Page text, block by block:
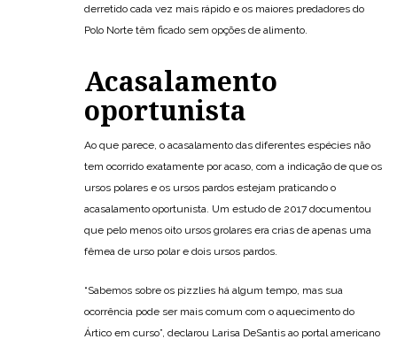
derretido cada vez mais rápido e os maiores predadores do
Polo Norte têm ficado sem opções de alimento.
Acasalamento
oportunista
Ao que parece, o acasalamento das diferentes espécies não
tem ocorrido exatamente por acaso, com a indicação de que os
ursos polares e os ursos pardos estejam praticando o
acasalamento oportunista. Um estudo de 2017 documentou
que pelo menos oito ursos grolares era crias de apenas uma
fêmea de urso polar e dois ursos pardos.
“Sabemos sobre os pizzlies há algum tempo, mas sua
ocorrência pode ser mais comum com o aquecimento do
Ártico em curso”, declarou Larisa DeSantis ao portal americano